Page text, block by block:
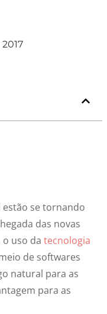
estão se tornando
das novas
uso da tecnologia
de softwares
natural para as
para as